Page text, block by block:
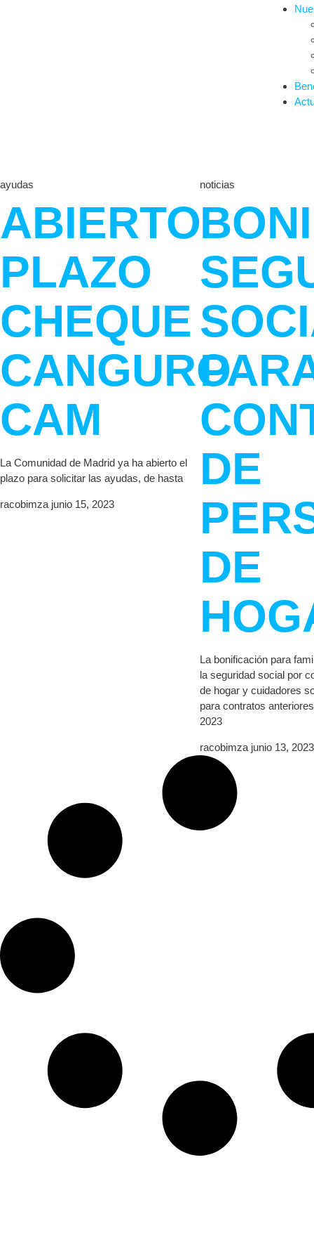
ayudas
ABIERTO
PLAZO
CHEQUE
CANGURO
CAM
La Comunidad de Madrid ya ha abierto el
plazo para solicitar las ayudas, de hasta
racobimza junio 15, 2023
noticias
DE
DE
La bonificación para
la seguridad social por
de hogar y cuidadores
para contratos
2023
racobimza junio 13, 2023